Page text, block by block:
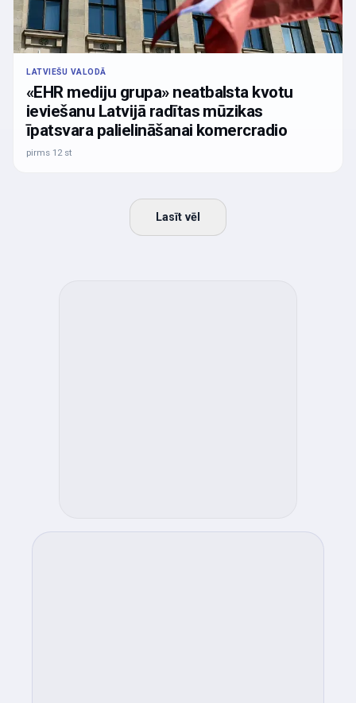
LATVIEŠU VALODĀ
«EHR mediju grupa» neatbalsta kvotu
ieviešanu Latvijā radītas mūzikas
īpatsvara palielināšanai komercradio
pirms 12 st
Lasīt vēl